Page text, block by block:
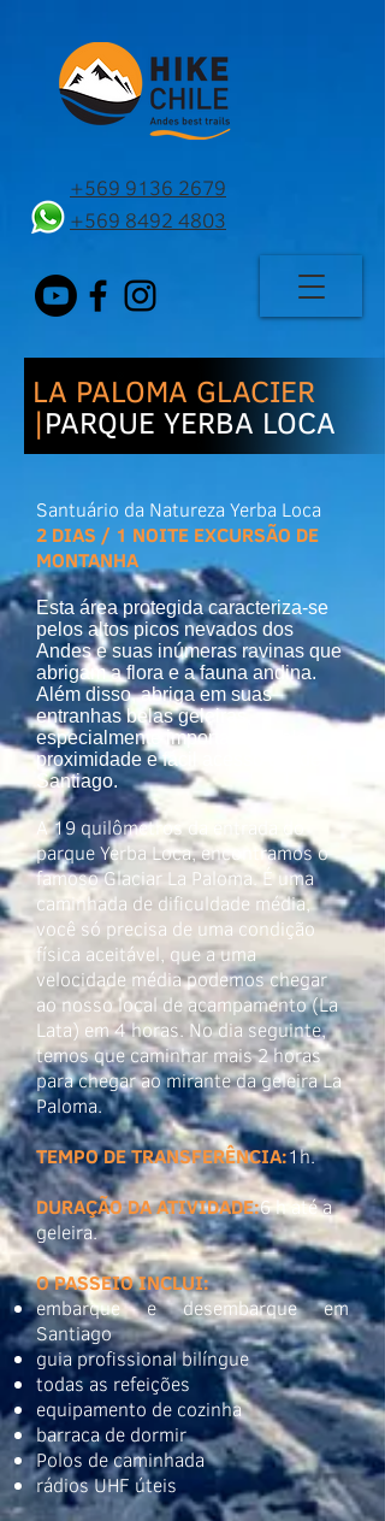
+569 9136 2679
+569 8492 4803
LA PALOMA GLACIER
|PARQUE YERBA LOCA
Santuário da Natureza Yerba Loca
2 DIAS / 1 NOITE EXCURSÃO DE
MONTANHA
Esta área protegida caracteriza-se
pelos altos picos nevados dos
Andes e suas inúmeras ravinas que
abrigam a flora e a fauna andina.
Além disso, abriga em suas
entranhas belas geleiras,
especialmente importantes pela
proximidade e fácil acesso desde
Santiago​.
​A 19 quilômetros da entrada do
parque Yerba Loca, encontramos o
famoso Glaciar La Paloma. É uma
caminhada de dificuldade média,
você só precisa de uma condição
física aceitável, que a uma
velocidade média podemos chegar
ao nosso local de acampamento (La
Lata) em 4 horas. No dia seguinte,
temos que caminhar mais 2 horas
para chegar ao mirante da geleira La
Paloma.
TEMPO DE TRANSFERÊNCIA:1h.
DURAÇÃO DA ATIVIDADE:6 h até a
geleira.
O PASSEIO INCLUI:
embarque e desembarque em
Santiago
guia profissional bilíngue
todas as refeições
equipamento de cozinha
barraca de dormir
Polos de caminhada
rádios UHF úteis